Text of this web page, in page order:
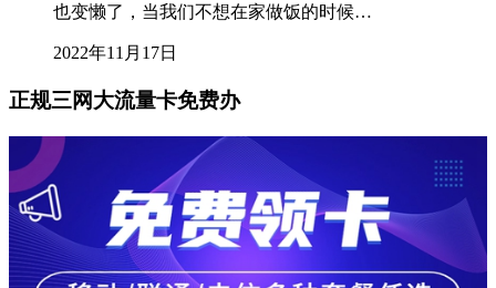
也变懒了，当我们不想在家做饭的时候…
2022年11月17日
正规三网大流量卡免费办